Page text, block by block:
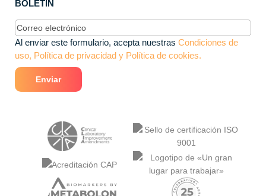
BOLETÍN
Correo
electrónico(Obligatorio)
Al enviar este formulario, acepta nuestras Condiciones de
uso, Política de privacidad y Política de cookies.